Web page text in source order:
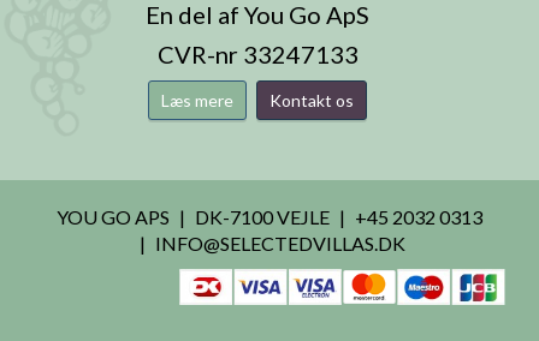
En del af You Go ApS
CVR-nr 33247133
Læs mere Kontakt os
YOU GO APS DK-7100 VEJLE
+45 2032 0313
INFO@SELECTEDVILLAS.DK